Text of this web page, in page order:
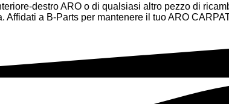
destro ARO o di qualsiasi altro pezzo di
Affidati a B-Parts per mantenere il tuo ARO